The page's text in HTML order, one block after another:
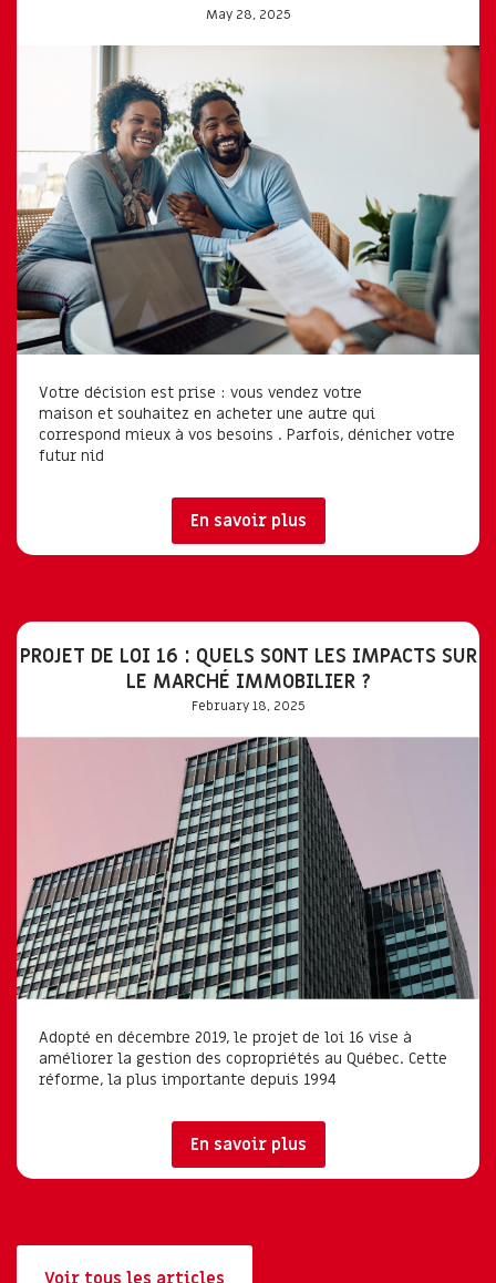
May 28, 2025
Votre décision est prise : vous vendez votre
maison et souhaitez en acheter une autre qui
correspond mieux à vos besoins . Parfois, dénicher votre
futur nid
En savoir plus
PROJET DE LOI 16 : QUELS SONT LES IMPACTS SUR
LE MARCHÉ IMMOBILIER ?
February 18, 2025
Adopté en décembre 2019, le projet de loi 16 vise à
améliorer la gestion des copropriétés au Québec. Cette
réforme, la plus importante depuis 1994
En savoir plus
Voir tous les articles